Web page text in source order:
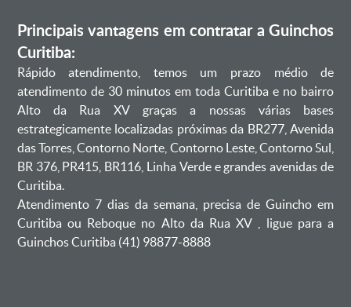
Principais vantagens em contratar a Guinchos
Curitiba:
Rápido atendimento, temos um prazo médio de
atendimento de 30 minutos em toda Curitiba e no bairro
Alto da Rua XV graças a nossas várias bases
estrategicamente localizadas próximas da BR277, Avenida
das Torres, Contorno Norte, Contorno Leste, Contorno Sul,
BR 376, PR415, BR116, Linha Verde e grandes avenidas de
Curitiba.
Atendimento 7 dias da semana, precisa de Guincho em
Curitiba ou Reboque no Alto da Rua XV , ligue para a
Guinchos Curitiba (41) 98877-8888